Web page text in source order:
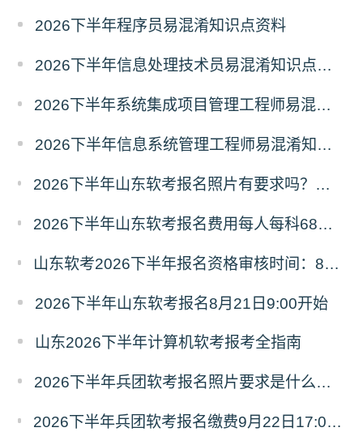
2026下半年程序员易混淆知识点资料
2026下半年信息处理技术员易混淆知识点资料
2026下半年系统集成项目管理工程师易混淆知识点资料
2026下半年信息系统管理工程师易混淆知识点资料
2026下半年山东软考报名照片有要求吗？必须为白色背景彩色证件照
2026下半年山东软考报名费用每人每科68元，报名缴费9月8日16:00截止
山东软考2026下半年报名资格审核时间：8月21日9:00—9月4日16:00
2026下半年山东软考报名8月21日9:00开始
山东2026下半年计算机软考报考全指南
2026下半年兵团软考报名照片要求是什么？附照片处理流程
2026下半年兵团软考报名缴费9月22日17:00截止，客观题每科48元、主观题每科58元